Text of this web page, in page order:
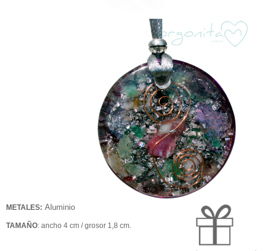
METALES: Aluminio
TAMAÑO: ancho 4 cm / grosor 1,8 cm.